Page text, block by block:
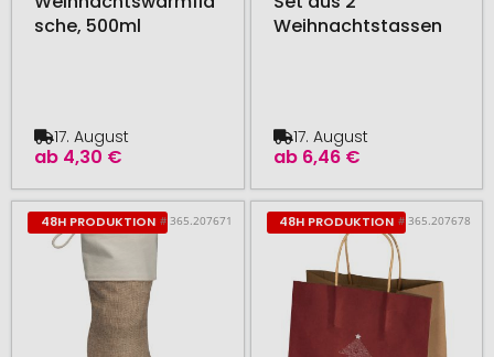
sche, 500ml
ab 4,30 €
17. August
Weihnachtstassen
ab 6,46 €
17. August
48H PRODUKTION # 365.207671 48H PRODUKTION # 365.207678